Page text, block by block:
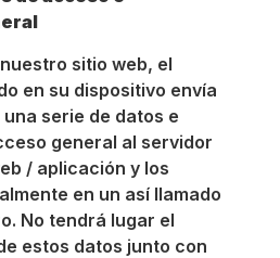
sitio web, el
en su dispositivo envía
serie de datos e
general al servidor
/ aplicación y los
en un así llamado
No tendrá lugar el
estos datos junto con